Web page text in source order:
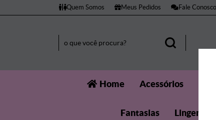
Quem Somos Meus Pedidos Fale Conosco
Home Acessórios
Fantasias Lingerie